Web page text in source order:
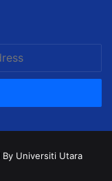
By Universiti Utara